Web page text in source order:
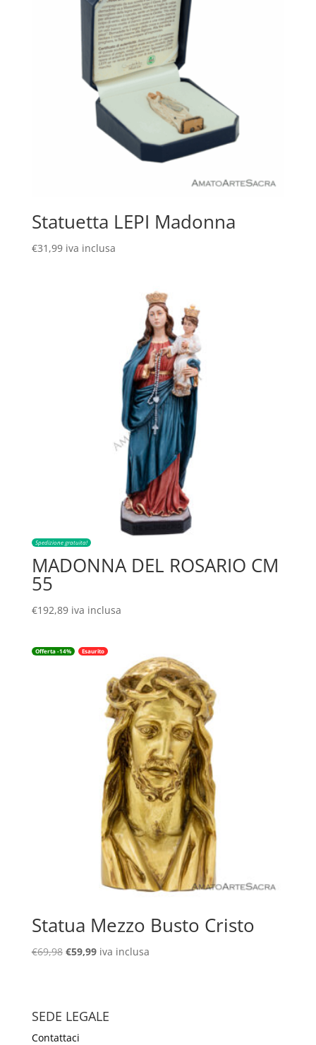
Statuetta LEPI Madonna
€31,99 iva inclusa
Spedizione gratuita!
MADONNA DEL ROSARIO CM
55
€192,89 iva inclusa
Offerta -14% Esaurito
Statua Mezzo Busto Cristo
€69,98 Il
€69,98.
€59,99Il
€59,99.
iva inclusa
SEDE LEGALE
Contattaci